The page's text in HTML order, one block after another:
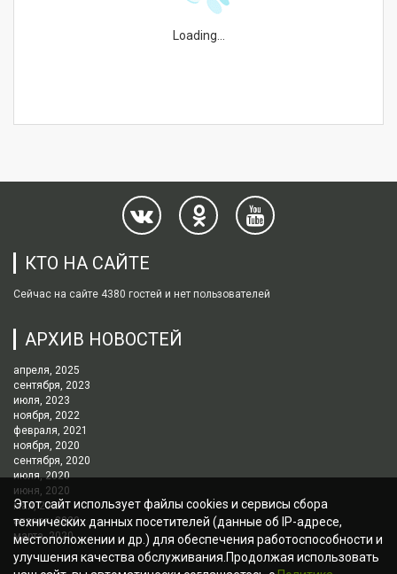
Loading...
КТО НА САЙТЕ
Сейчас на сайте 4380 гостей и нет пользователей
АРХИВ НОВОСТЕЙ
апреля, 2025
сентября, 2023
июля, 2023
ноября, 2022
февраля, 2021
ноября, 2020
сентября, 2020
июля, 2020
июня, 2020
мая, 2020
апреля, 2020
марта, 2020
Этот сайт использует файлы cookies и сервисы сбора
технических данных посетителей (данные об IP-адресе,
местоположении и др.) для обеспечения работоспособности и
улучшения качества обслуживания.Продолжая использовать